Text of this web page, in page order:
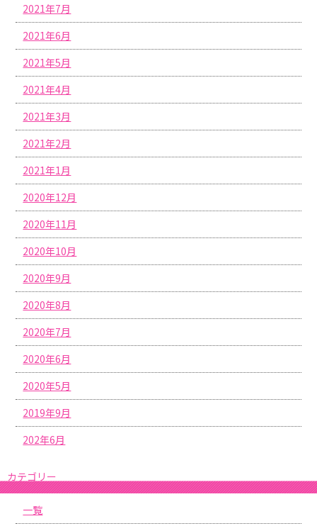
2021年7月
2021年6月
2021年5月
2021年4月
2021年3月
2021年2月
2021年1月
2020年12月
2020年11月
2020年10月
2020年9月
2020年8月
2020年7月
2020年6月
2020年5月
2019年9月
202年6月
カテゴリー
一覧